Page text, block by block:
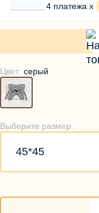
Цвет: серый
Выберите размер:
45*45
4 платежа х